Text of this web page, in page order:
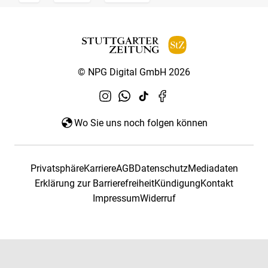
© NPG Digital GmbH 2026
Wo Sie uns noch folgen können
PrivatsphäreKarriereAGBDatenschutzMediadaten
Erklärung zur BarrierefreiheitKündigungKontakt
ImpressumWiderruf